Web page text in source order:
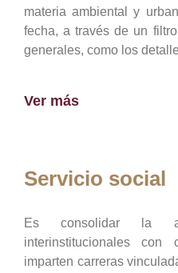
materia ambiental y
fecha, a través de un
generales, como los
Ver más
Servicio social
Es consolidar la
interinstitucionales
imparten carreras